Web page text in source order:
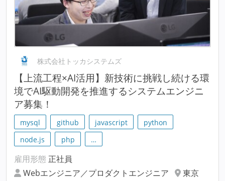
株式会社トッカシステムズ
【上流工程×AI活用】新技術に挑戦し続ける環
境でAI駆動開発を推進するシステムエンジニ
ア募集！
mysql github javascript
python
node.js
php …
雇用形態 正社員
Webエンジニア／プロダクトエンジニア
東京